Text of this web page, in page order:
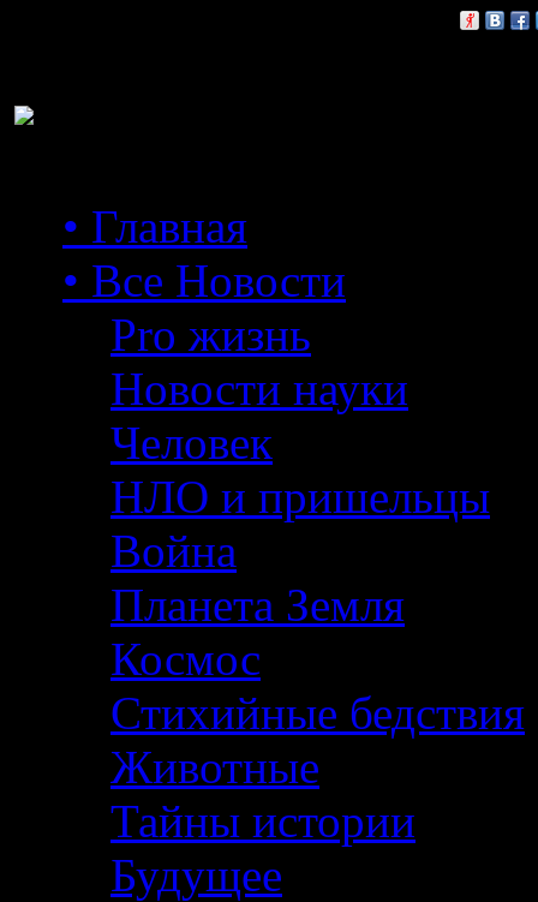
• Главная
• Все Новости
Pro жизнь
Новости науки
Человек
НЛО и пришельцы
Война
Планета Земля
Космос
Стихийные бедствия
Животные
Тайны истории
Будущее